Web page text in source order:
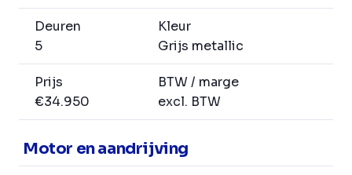
Deuren
5
Kleur
Grijs metallic
Prijs
€34.950
BTW / marge
excl. BTW
Motor en aandrijving